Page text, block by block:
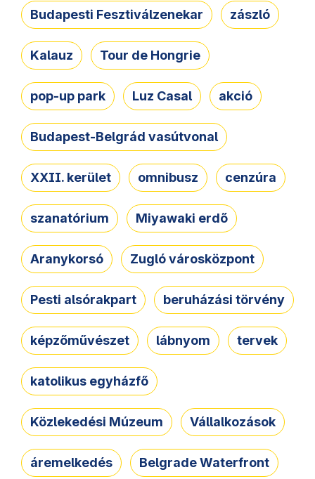
Budapesti Fesztiválzenekar zászló
Kalauz Tour de Hongrie
pop-up park Luz Casal akció
Budapest-Belgrád vasútvonal
XXII. kerület omnibusz cenzúra
szanatórium Miyawaki erdő
Aranykorsó Zugló városközpont
Pesti alsórakpart beruházási törvény
képzőművészet lábnyom tervek
katolikus egyházfő
Közlekedési Múzeum Vállalkozások
áremelkedés Belgrade Waterfront